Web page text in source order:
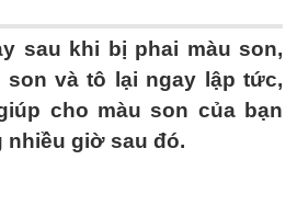
sau khi bị phai màu son,
son và tô lại ngay lập tức,
cho màu son của bạn
giờ sau đó.